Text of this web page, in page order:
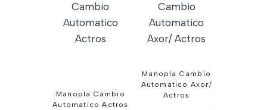
Manopla Cambio
Automatico Actros
Manopla Cambio
Automatico Axor/
Actros